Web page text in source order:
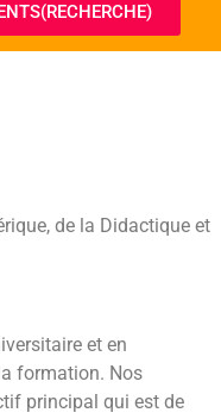
de la Didactique et
et en
formation. Nos
principal qui est de